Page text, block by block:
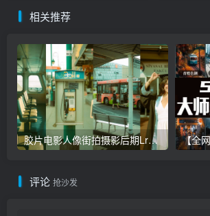
相关推荐
胶片电影人像街拍摄影后期Lr调色教程，手机滤镜PS+Lightroom预设下载！
评论 抢沙发